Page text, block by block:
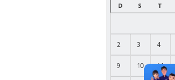
D
S T
2 3 4
9 10 11